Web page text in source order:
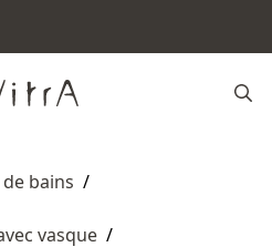
bains /
vasque /